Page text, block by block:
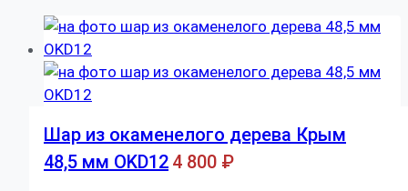
Шар из окаменелого дерева Крым
48,5 мм OKD12 4 800 ₽